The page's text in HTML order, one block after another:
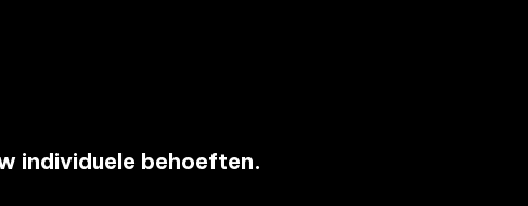
individuele behoeften.